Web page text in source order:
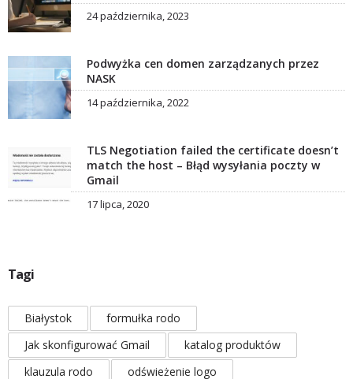
24 października, 2023
Podwyżka cen domen zarządzanych przez
NASK
14 października, 2022
TLS Negotiation failed the certificate doesn’t
match the host – Błąd wysyłania poczty w
Gmail
17 lipca, 2020
Tagi
Białystok
formułka rodo
Jak skonfigurować Gmail
katalog produktów
klauzula rodo
odświeżenie logo